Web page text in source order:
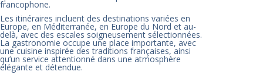
francophone.
Les itinéraires incluent des destinations variées en
Europe, en Méditerranée, en Europe du Nord et au-
delà, avec des escales soigneusement sélectionnées.
La gastronomie occupe une place importante, avec
une cuisine inspirée des traditions françaises, ainsi
qu’un service attentionné dans une atmosphère
élégante et détendue.